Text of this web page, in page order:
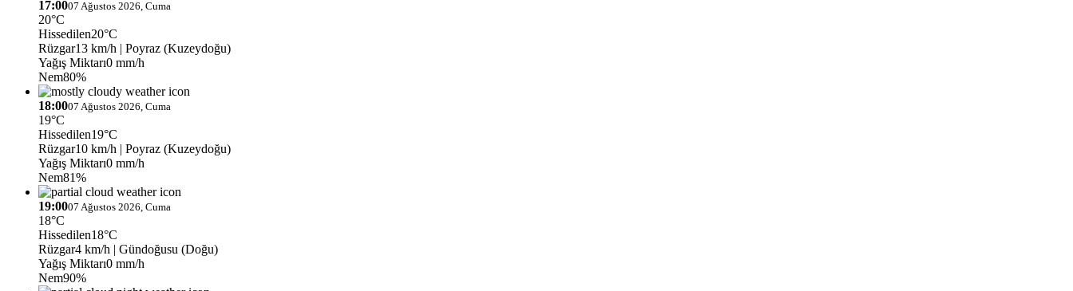
17:0007 Ağustos 2026, Cuma
20°C
Hissedilen20°C
Rüzgar13 km/h | Poyraz (Kuzeydoğu)
Yağış Miktarı0 mm/h
Nem80%
18:0007 Ağustos 2026, Cuma
19°C
Hissedilen19°C
Rüzgar10 km/h | Poyraz (Kuzeydoğu)
Yağış Miktarı0 mm/h
Nem81%
19:0007 Ağustos 2026, Cuma
18°C
Hissedilen18°C
Rüzgar4 km/h | Gündoğusu (Doğu)
Yağış Miktarı0 mm/h
Nem90%